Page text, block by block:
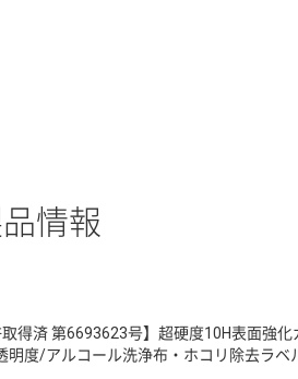
情報
得済 第6693623号】超硬度10H表面強
度/アルコール洗浄布・ホコリ除去ラベ